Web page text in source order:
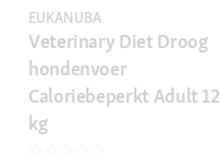
EUKANUBA
Veterinary Diet Droog
hondenvoer
Caloriebeperkt Adult 12
kg